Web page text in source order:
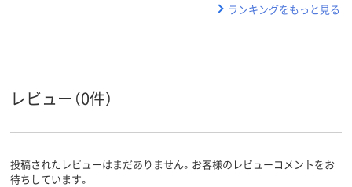
ランキングをもっと見る
レビュー（0件）
投稿されたレビューはまだありません。お客様のレビューコメントをお
待ちしています。